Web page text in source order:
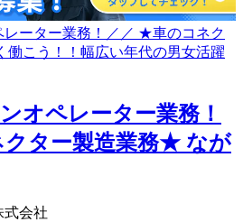
オペレーター業務！
ター製造業務★ なが
式会社